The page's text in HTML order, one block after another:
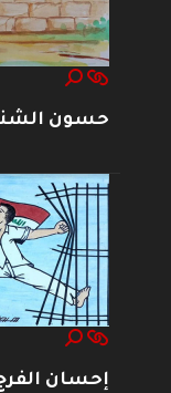
حسون
إحسان